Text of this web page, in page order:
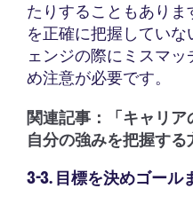
たりすることもあり
を正確に把握してい
ェンジの際にミスマ
め注意が必要です。
関連記事：
「キャリ
自分の強みを把握する
3-3. 目標を決めゴール